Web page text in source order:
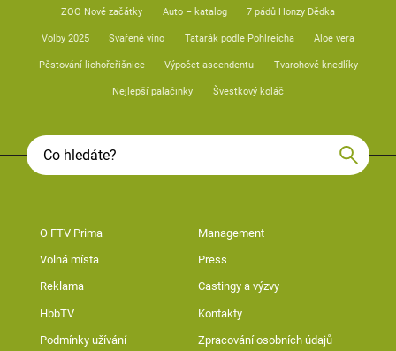
ZOO Nové začátky Auto – katalog 7 pádů Honzy Dědka
Volby 2025 Svařené víno Tatarák podle Pohlreicha Aloe vera
Pěstování lichořeřišnice Výpočet ascendentu Tvarohové knedlíky
Nejlepší palačinky Švestkový koláč
O FTV Prima Management
Volná místa Press
Reklama Castingy a výzvy
HbbTV Kontakty
Podmínky užívání Zpracování osobních údajů